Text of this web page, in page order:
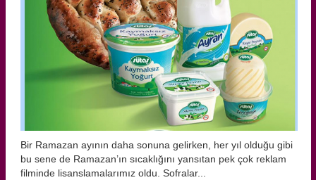
Bir Ramazan ayının daha sonuna gelirken, her yıl olduğu gibi
bu sene de Ramazan’ın sıcaklığını yansıtan pek çok reklam
filminde lisanslamalarımız oldu. Sofralar...